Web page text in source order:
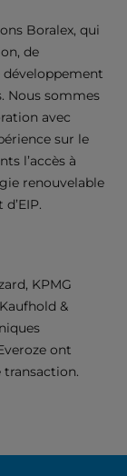
Boralex, qui
de
Nous sommes
avec
sur le
l’accès à
renouvelable
KPMG
&
ont